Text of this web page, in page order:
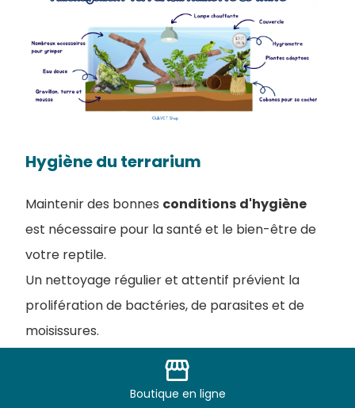
Hygiène du terrarium
Maintenir des bonnes conditions d'hygiène
est nécessaire pour la santé et le bien-être de
votre reptile.
Un nettoyage régulier et attentif prévient la
prolifération de bactéries, de parasites et de
moisissures.
demandera plus
storefront
Boutique en ligne